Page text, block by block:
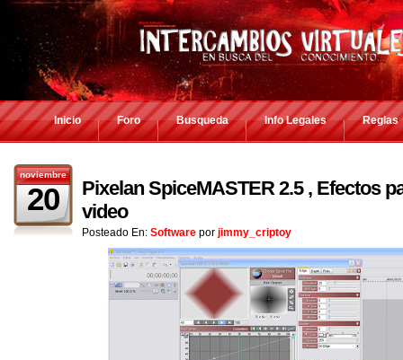
Inicio Foro Busqueda Info Legales Reglas
noviembre
20
Pixelan SpiceMASTER 2.5 , Efectos
video
Posteado En: Software por jimmy_criptoy